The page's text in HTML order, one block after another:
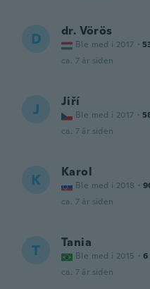
D dr. Vörös
Ble med i 2017 ·
ca. 7 år siden
J Jiří
Ble med i 2017 ·
ca. 7 år siden
K Karol
Ble med i 2018 ·
ca. 7 år siden
T Tania
Ble med i 2015 · 6
ca. 7 år siden